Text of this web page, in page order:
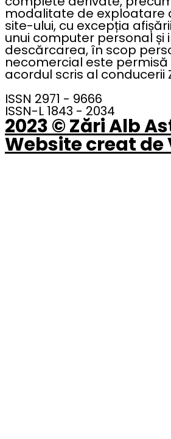
modalitate de exploatare
site-ului, cu excepția
unui computer personal și
descărcarea, în scop
necomercial este permisă
acordul scris al conducerii
ISSN 2971 - 9666
ISSN-L 1843 - 2034
2023 © Zări Alb
Website creat de